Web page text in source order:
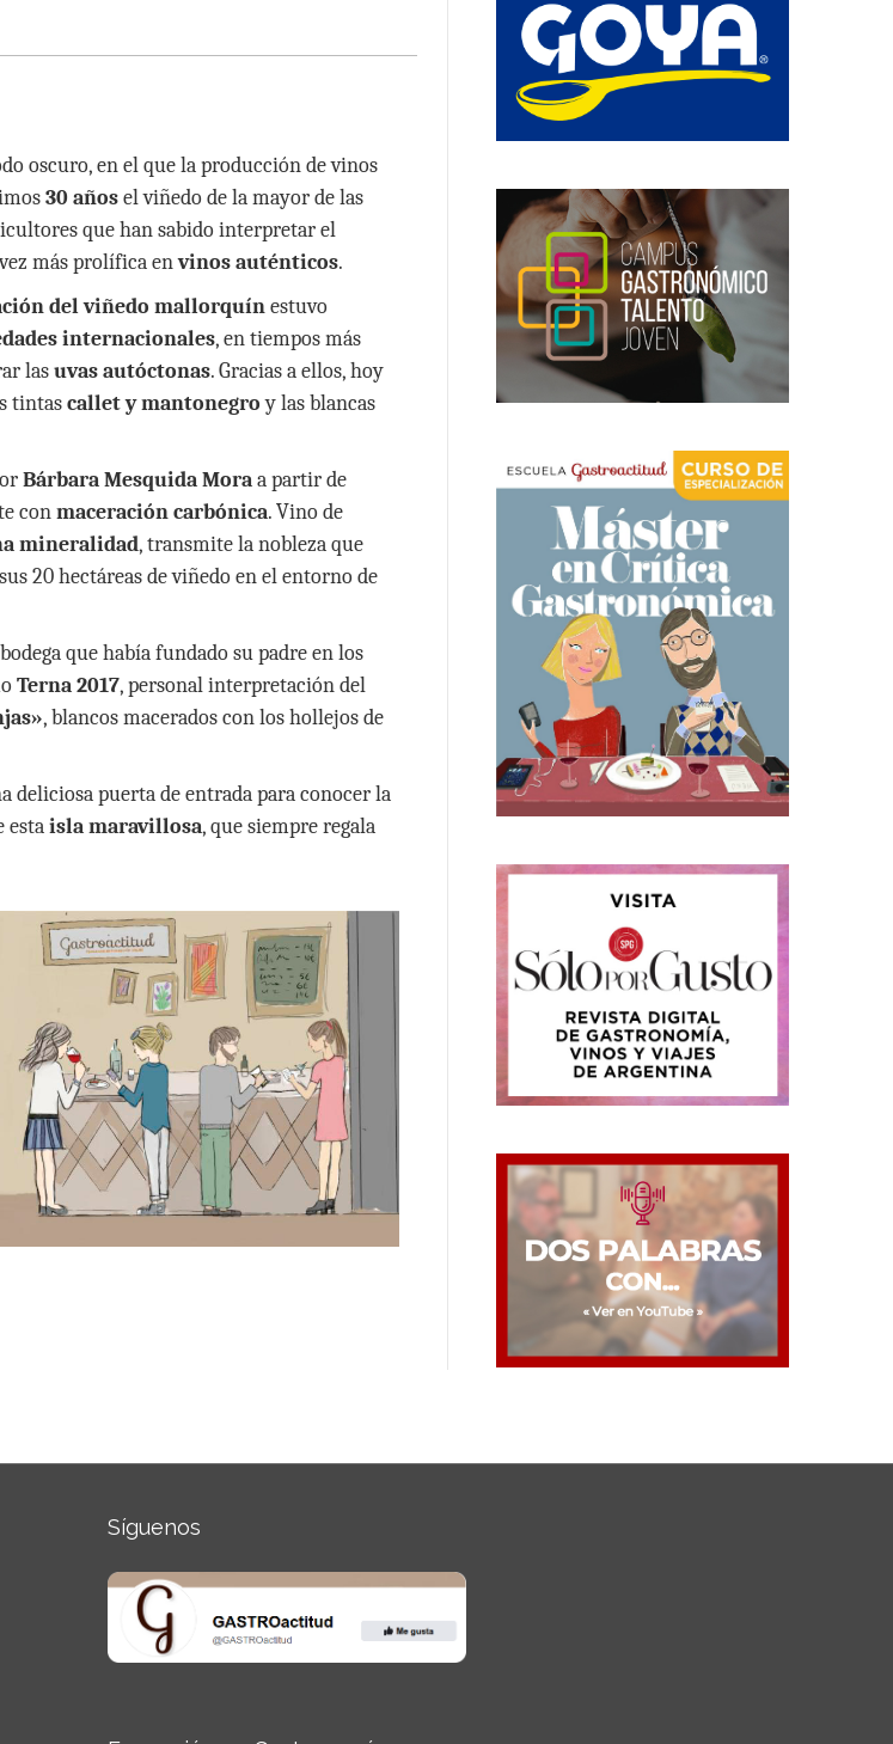
oscuro, en el que la producción de vinos
30 añosel viñedo de la mayor de las
que han sabido interpretar el
más prolífica envinos auténticos.
del viñedo mallorquínestuvo
internacionales, en tiempos más
lasuvas autóctonas. Gracias a ellos, hoy
tintascallet y mantonegroy las blancas
Bárbara Mesquida Moraa partir de
conmaceración carbónica. Vino de
mineralidad, transmite la nobleza que
20 hectáreas de viñedo en el entorno de
que había fundado su padre en los
Terna 2017, personal interpretación del
, blancos macerados con los hollejos de
deliciosa puerta de entrada para conocer la
estaisla maravillosa, que siempre regala
Síguenos